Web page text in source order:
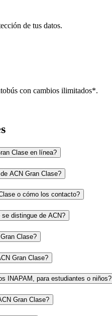
de tus datos.
con cambios ilimitados*.
Clase en línea?
ACN Gran Clase?
o cómo los contacto?
distingue de ACN?
Clase?
Gran Clase?
INAPAM, para estudiantes o niños?
Gran Clase?